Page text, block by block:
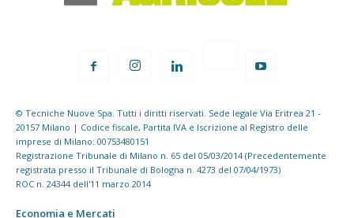
© Tecniche Nuove Spa. Tutti i diritti riservati. Sede legale Via Eritrea 21 -
20157 Milano | Codice fiscale, Partita IVA e Iscrizione al Registro delle
imprese di Milano: 00753480151
Registrazione Tribunale di Milano n. 65 del 05/03/2014 (Precedentemente
registrata presso il Tribunale di Bologna n. 4273 del 07/04/1973)
ROC n. 24344 dell'11 marzo 2014
Economia e Mercati